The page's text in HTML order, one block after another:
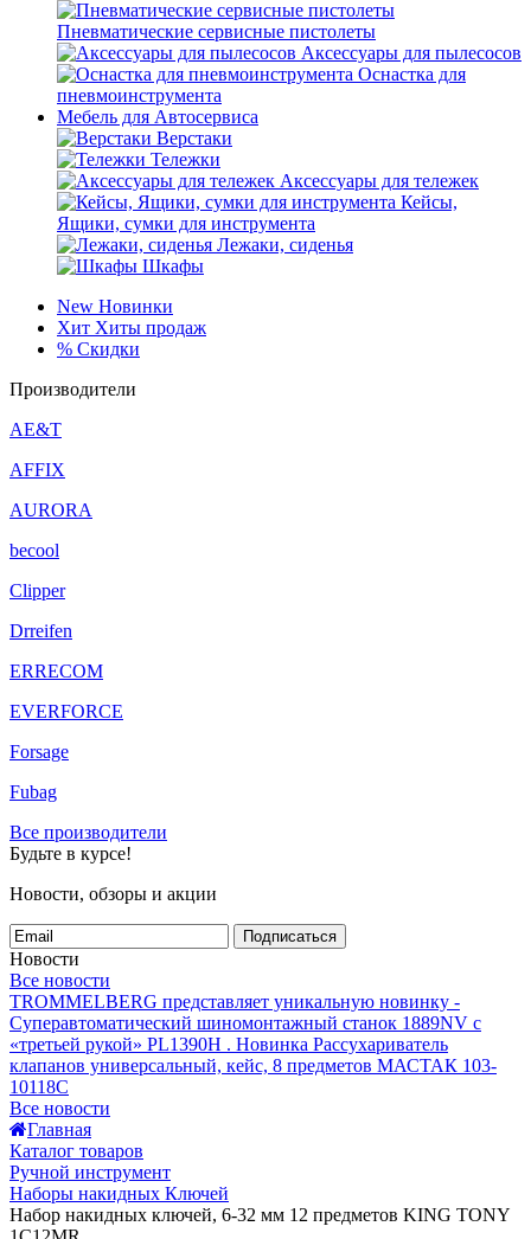
Пневматические сервисные пистолеты
Аксессуары для пылесосов
Оснастка для
пневмоинструмента
Мебель для Автосервиса
Верстаки
Тележки
Аксессуары для тележек
Кейсы,
Ящики, сумки для инструмента
Лежаки, сиденья
Шкафы
New Новинки
Хит Хиты продаж
% Скидки
Производители
AE&T
AFFIX
AURORA
becool
Clipper
Drreifen
ERRECOM
EVERFORCE
Forsage
Fubag
Все производители
Будьте в курсе!
Новости, обзоры и акции
Подписаться
Новости
Все новости
TROMMELBERG представляет уникальную новинку -
Суперавтоматический шиномонтажный станок 1889NV с
«третьей рукой» PL1390H . Новинка Рассухариватель
клапанов универсальный, кейс, 8 предметов МАСТАК 103-
10118C
Все новости
Главная
Каталог товаров
Ручной инструмент
Наборы накидных Ключей
Набор накидных ключей, 6-32 мм 12 предметов KING TONY